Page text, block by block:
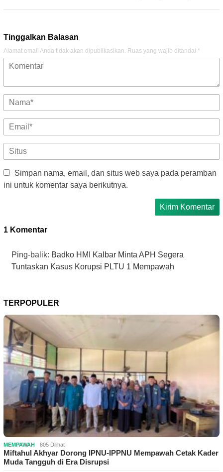
Tinggalkan Balasan
Alamat email Anda tidak akan dipublikasikan. Ruas yang wajib ditandai *
Simpan nama, email, dan situs web saya pada peramban
ini untuk komentar saya berikutnya.
1 Komentar
Ping-balik: Badko HMI Kalbar Minta APH Segera
Tuntaskan Kasus Korupsi PLTU 1 Mempawah
TERPOPULER
MEMPAWAH 805 Dilihat
Miftahul Akhyar Dorong IPNU-IPPNU Mempawah Cetak Kader
Muda Tangguh di Era Disrupsi